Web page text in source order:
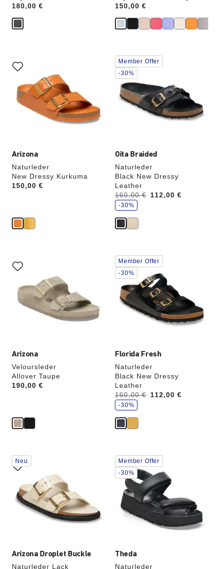
Price:
180,00 €
Price:
150,00 €
Arizona
Naturleder
New Dressy Kurkuma
Price:
150,00 €
Anklicken
der
Farben
werden
die
Produktbilder
aktualisiert.
Oita Braided
Naturleder
Black New Dressy
Leather
Vorher:
160,00 €
Jetzt 112,00 €
S
p
a
r
e
-30%
Durch
Anklicken
der
Farben
werden
die
Produktbilder
aktualisiert.
Member Offer
-30%
Arizona
Veloursleder
Allover Taupe
Price:
190,00 €
Anklicken
der
werden
die
Produktbilder
aktualisiert.
Florida Fresh
Naturleder
Black New Dressy
Leather
Vorher:
160,00 €
Jetzt 112,00 €
S
p
a
r
e
-30%
Durch
Anklicken
der
werden
die
Produktbilder
aktualisiert.
Member Offer
-30%
Arizona Droplet Buckle
Naturleder Lack
Durch
Anklicken
der
werden
die
Produktbilder
aktualisiert.
Neu
Theda
Naturleder
Durch
Anklicken
der
Farben
werden
die
Produktbilder
aktualisiert.
Member Offer
-30%